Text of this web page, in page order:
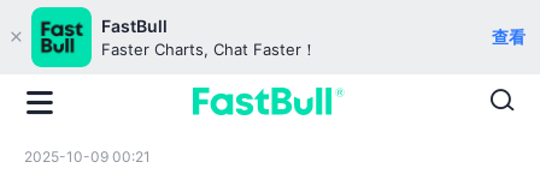
FastBull
Faster Charts, Chat Faster！
查看
2025-10-09 00:21